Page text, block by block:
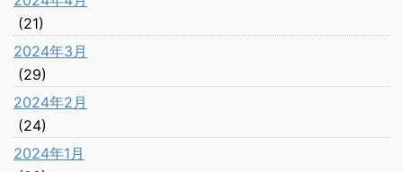
(21)
2024年3月
(29)
2024年2月
(24)
2024年1月